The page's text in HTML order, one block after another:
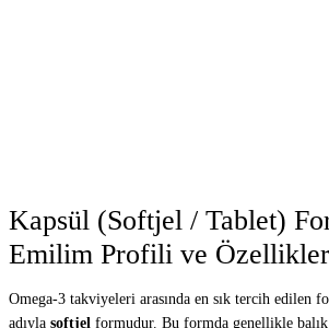
Kapsül (Softjel / Tablet)
Emilim Profili ve
Omega-3 takviyeleri arasında en sık tercih edilen
adıyla softjel formudur. Bu formda genellikle